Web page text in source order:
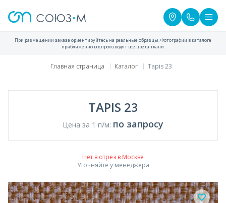
При размещении заказа ориентируйтесь на реальные образцы. Фотографии в каталоге
приближенно воспроизводят все цвета ткани.
Главная страница Каталог Tapis 23
TAPIS 23
Цена за 1 п/м: по запросу
Нет в отрез в Москве
Уточняйте у менеджера